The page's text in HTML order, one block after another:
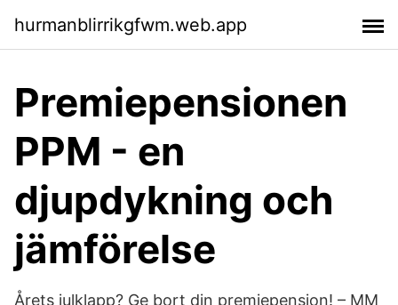
hurmanblirrikgfwm.web.app
Premiepensionen
PPM - en
djupdykning och
jämförelse
Årets julklapp? Ge bort din premiepension! – MM